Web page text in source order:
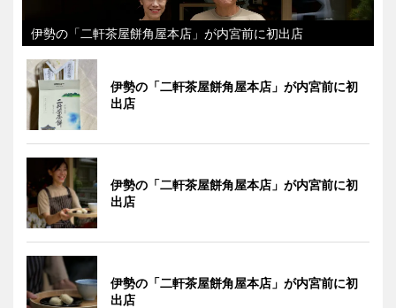
伊勢の「二軒茶屋餅角屋本店」が内宮前に初出店
伊勢の「二軒茶屋餅角屋本店」が内宮前に初
出店
伊勢の「二軒茶屋餅角屋本店」が内宮前に初
出店
伊勢の「二軒茶屋餅角屋本店」が内宮前に初
出店